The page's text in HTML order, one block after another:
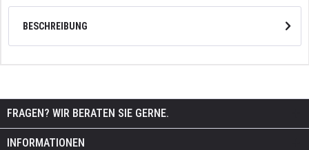
BESCHREIBUNG
FRAGEN? WIR BERATEN SIE GERNE.
INFORMATIONEN